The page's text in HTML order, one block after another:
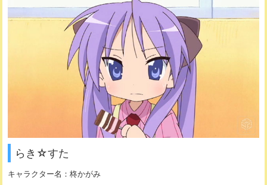
らき☆すた
キャラクター名：柊かがみ